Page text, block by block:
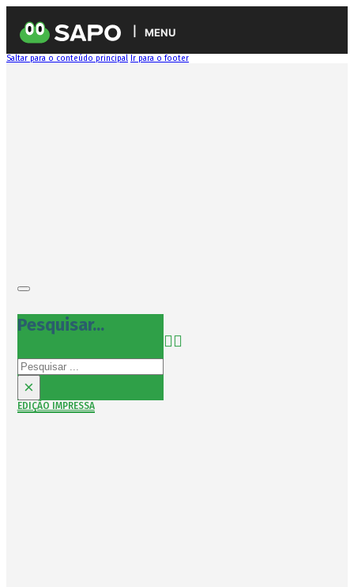
MENU
Saltar para o conteúdo principal Ir para o footer
Pesquisar...
Pesquisar
×
EDIÇÃO IMPRESSA